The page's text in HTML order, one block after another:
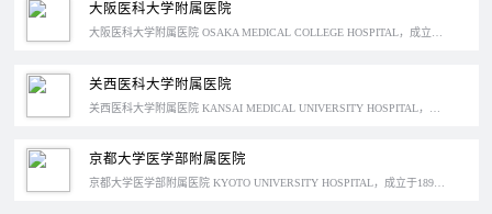
大阪医科大学附属医院
关西医科大学附属医院
京都大学医学部附属医院
京都大学医学部附属医院 KYOTO UNIVERSITY HOSPITAL，成立于1899年，位于日本京都市左京区。京都大学位于关西地区，在理工科方面的专业排名在日本一直名列前茅，同时医学部的附属医院开设了日本第一个正式的癌症中心，在脏器移植方面经验也比较丰富。